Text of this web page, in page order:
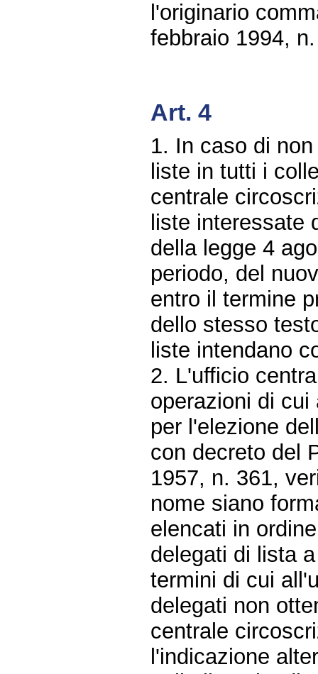
l'originario
febbraio 1994,
Art. 4
1. In caso di
liste in tutti i
centrale
liste interessate
della legge 4
periodo, del
entro il termine
dello stesso
liste intendano
2. L'ufficio
operazioni di
per l'elezione
con decreto del
1957, n. 361,
nome siano
elencati in
delegati di lista
termini di cui
delegati non
centrale
l'indicazione